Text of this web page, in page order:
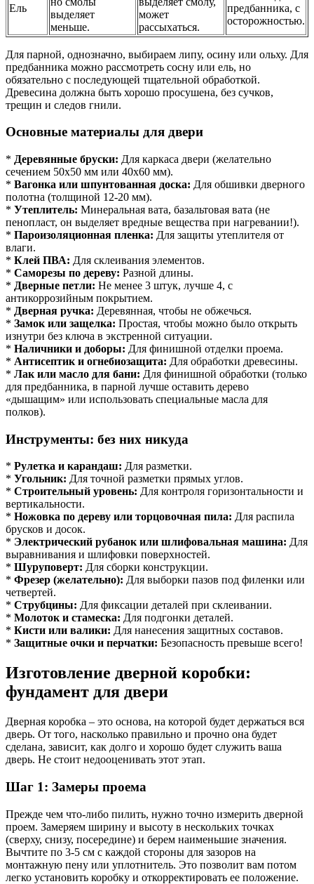
Ель
выделяет
меньше.
может
рассыхаться.
предбанника, с
осторожностью.
Для парной, однозначно, выбираем липу, осину или ольху. Для
предбанника можно рассмотреть сосну или ель, но
обязательно с последующей тщательной обработкой.
Древесина должна быть хорошо просушена, без сучков,
трещин и следов гнили.
Основные материалы для двери
* Деревянные бруски: Для каркаса двери (желательно
сечением 50х50 мм или 40х60 мм).
* Вагонка или шпунтованная доска: Для обшивки дверного
полотна (толщиной 12-20 мм).
* Утеплитель: Минеральная вата, базальтовая вата (не
пенопласт, он выделяет вредные вещества при нагревании!).
* Пароизоляционная пленка: Для защиты утеплителя от
влаги.
* Клей ПВА: Для склеивания элементов.
* Саморезы по дереву: Разной длины.
* Дверные петли: Не менее 3 штук, лучше 4, с
антикоррозийным покрытием.
* Дверная ручка: Деревянная, чтобы не обжечься.
* Замок или защелка: Простая, чтобы можно было открыть
изнутри без ключа в экстренной ситуации.
* Наличники и доборы: Для финишной отделки проема.
* Антисептик и огнебиозащита: Для обработки древесины.
* Лак или масло для бани: Для финишной обработки (только
для предбанника, в парной лучше оставить дерево
«дышащим» или использовать специальные масла для
полков).
Инструменты: без них никуда
* Рулетка и карандаш: Для разметки.
* Угольник: Для точной разметки прямых углов.
* Строительный уровень: Для контроля горизонтальности и
вертикальности.
* Ножовка по дереву или торцовочная пила: Для распила
брусков и досок.
* Электрический рубанок или шлифовальная машина: Для
выравнивания и шлифовки поверхностей.
* Шуруповерт: Для сборки конструкции.
* Фрезер (желательно): Для выборки пазов под филенки или
четвертей.
* Струбцины: Для фиксации деталей при склеивании.
* Молоток и стамеска: Для подгонки деталей.
* Кисти или валики: Для нанесения защитных составов.
* Защитные очки и перчатки: Безопасность превыше всего!
Изготовление дверной коробки:
фундамент для двери
Дверная коробка – это основа, на которой будет держаться вся
дверь. От того, насколько правильно и прочно она будет
сделана, зависит, как долго и хорошо будет служить ваша
дверь. Не стоит недооценивать этот этап.
Шаг 1: Замеры проема
Прежде чем что-либо пилить, нужно точно измерить дверной
проем. Замеряем ширину и высоту в нескольких точках
(сверху, снизу, посередине) и берем наименьшие значения.
Вычтите по 3-5 см с каждой стороны для зазоров на
монтажную пену или уплотнитель. Это позволит вам потом
легко установить коробку и откорректировать ее положение.